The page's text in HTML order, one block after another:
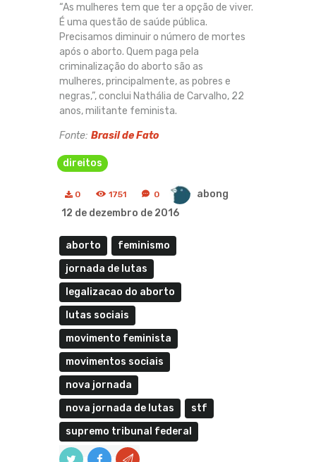
“As mulheres tem que ter a opção de viver.
É uma questão de saúde pública.
Precisamos diminuir o número de mortes
após o aborto. Quem paga pela
criminalização do aborto são as
mulheres, principalmente, as pobres e
negras,”, conclui Nathália de Carvalho, 22
anos, militante feminista.
Fonte: Brasil de Fato
direitos
0 1751 0
abong
12 de dezembro de 2016
aborto
feminismo
jornada de lutas
legalizacao do aborto
lutas sociais
movimento feminista
movimentos sociais
nova jornada
nova jornada de lutas
stf
supremo tribunal federal